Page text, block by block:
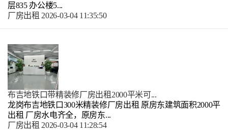
层835 办公楼5...
厂房出租 2026-03-04 11:35:50
布吉地铁口带精装修厂房出租2000平米可...
龙岗布吉地铁口300米精装修厂房出租 原房东建筑面积2000平
出租 厂房水电齐全，原房东...
厂房出租 2026-03-04 11:28:54